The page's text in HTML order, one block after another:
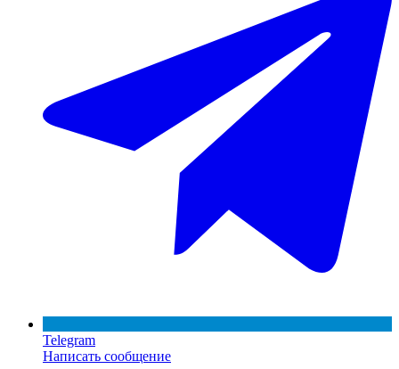
Telegram
Написать сообщение